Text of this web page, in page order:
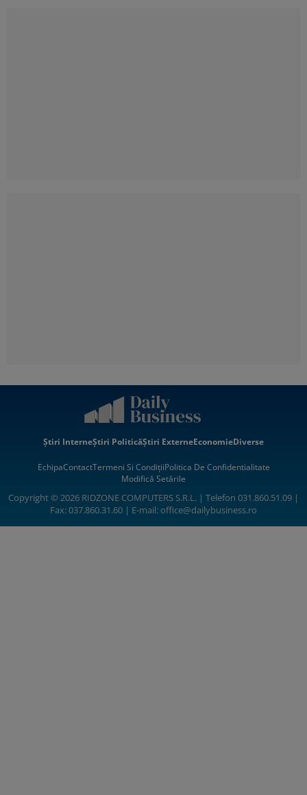
Știri InterneȘtiri PoliticăȘtiri ExterneEconomieDiverse
EchipaContactTermeni Si CondițiiPolitica De Confidentialitate
Modifică Setările
Copyright © 2026 RIDZONE COMPUTERS S.R.L. | Telefon 031.860.51.09 |
Fax: 037.860.31.60 | E-mail:office@dailybusiness.ro